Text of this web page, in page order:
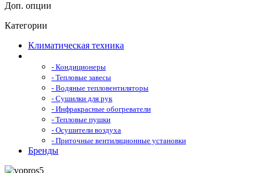
Доп. опции
Категории
Климатическая техника
- Кондиционеры
- Тепловые завесы
- Водяные тепловентиляторы
- Сушилки для рук
- Инфракрасные обогреватели
- Тепловые пушки
- Осушители воздуха
- Приточные вентиляционные установки
Бренды